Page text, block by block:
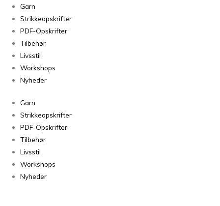
Garn
Strikkeopskrifter
PDF-Opskrifter
Tilbehør
Livsstil
Workshops
Nyheder
Garn
Strikkeopskrifter
PDF-Opskrifter
Tilbehør
Livsstil
Workshops
Nyheder